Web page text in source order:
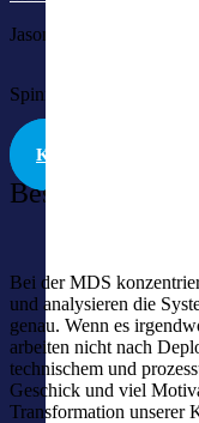
Jason Lee Manser
Spinnereistraße 2 | 8866
KONTAKT
Beschreibung
Bei der MDS
und analysieren die
genau. Wenn es
arbeiten nicht nach
technischem und
Geschick und viel
Transformation unserer